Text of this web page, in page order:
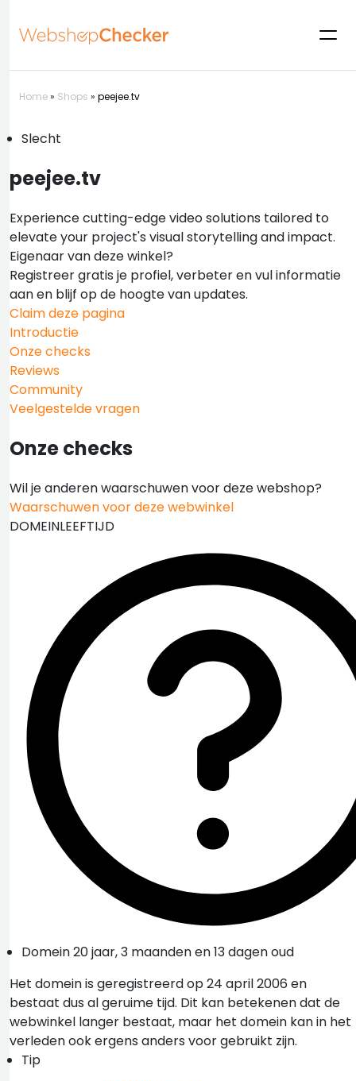
Home» Shops » peejee.tv
Slecht
peejee.tv
Experience cutting-edge video solutions tailored to
elevate your project's visual storytelling and impact.
Eigenaar van deze winkel?
Registreer gratis je profiel, verbeter en vul informatie
aan en blijf op de hoogte van updates.
Claim deze pagina
Introductie
Onze checks
Reviews
Community
Veelgestelde vragen
Onze checks
Wil je anderen waarschuwen voor deze webshop?
Waarschuwen voor deze webwinkel
DOMEINLEEFTIJD
Domein 20 jaar, 3 maanden en 13 dagen oud
Het domein is geregistreerd op 24 april 2006 en
bestaat dus al geruime tijd. Dit kan betekenen dat de
webwinkel langer bestaat, maar het domein kan in het
verleden ook ergens anders voor gebruikt zijn.
Tip